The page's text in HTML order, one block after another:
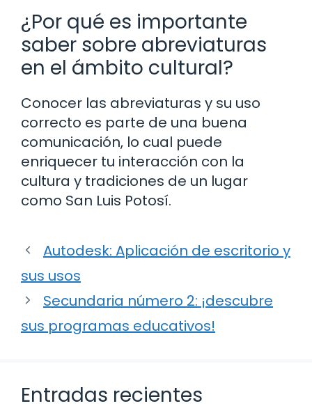
¿Por qué es importante
saber sobre abreviaturas
en el ámbito cultural?
Conocer las abreviaturas y su uso
correcto es parte de una buena
comunicación, lo cual puede
enriquecer tu interacción con la
cultura y tradiciones de un lugar
como San Luis Potosí.
Autodesk: Aplicación de escritorio y
sus usos
Secundaria número 2: ¡descubre
sus programas educativos!
Entradas recientes